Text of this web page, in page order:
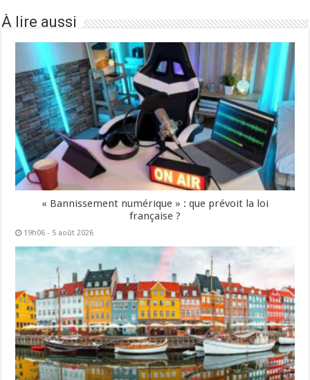
À lire aussi
« Bannissement numérique » : que prévoit la loi
française ?
19h06 - 5 août 2026